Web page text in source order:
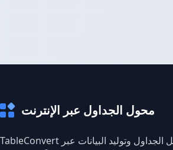
محول الجداول عبر الإنترنت
TableConvert هو أداة مجانية لتحويل الجداول وتوليد البيانات عبر